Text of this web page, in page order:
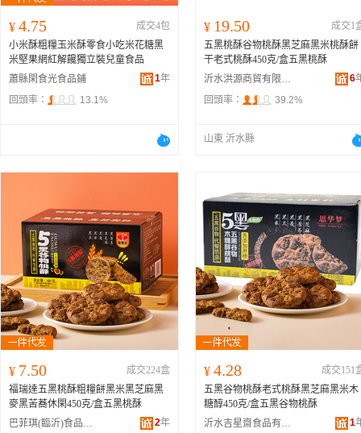
¥ 4.75
成交4包
小米酥粗糧玉米酥零食小吃米花糖黑
米堅果網紅解饞獨立裝兒童食品
蕭縣閑食光食品鋪
1年
回頭率：
13.1%
¥ 19.50
成交1
五黑桃酥谷物桃酥黑芝麻黑米桃酥餅
干老式桃酥450克/盒五黑桃酥
沂水洪源商貿有限公司
6
回頭率：
39.2%
山東 沂水縣
¥ 7.50
成交224盒
福瑞達五黑桃酥粗糧餅黑米黑芝麻黑
麥黑苦蕎休閑450克/盒五黑桃酥
巴菲琪(臨沂)食品有限公司
2年
¥ 4.28
成交151
五黑谷物桃酥老式桃酥黑芝麻黑米木
糖醇450克/盒五黑谷物桃酥
沂水吉星齋食品有限公司
1